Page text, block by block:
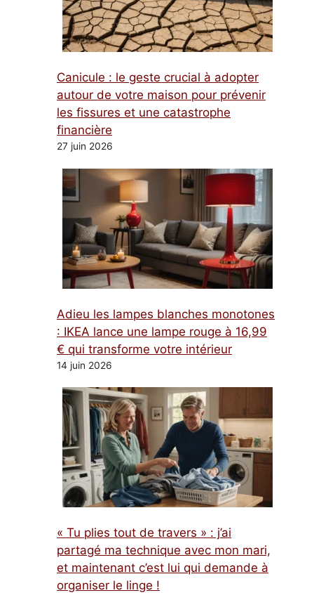
Canicule : le geste crucial à adopter
autour de votre maison pour prévenir
les fissures et une catastrophe
financière
27 juin 2026
Adieu les lampes blanches monotones
: IKEA lance une lampe rouge à 16,99
€ qui transforme votre intérieur
14 juin 2026
« Tu plies tout de travers » : j’ai
partagé ma technique avec mon mari,
et maintenant c’est lui qui demande à
organiser le linge !